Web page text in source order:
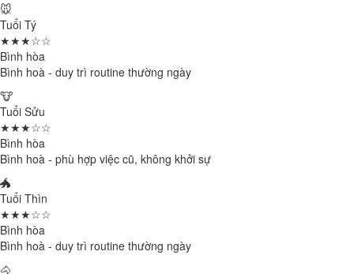
🐭
Tuổi Tý
★★★☆☆
Bình hòa
Bình hoà - duy trì routine thường ngày
🐮
Tuổi Sửu
★★★☆☆
Bình hòa
Bình hoà - phù hợp việc cũ, không khởi sự
🐲
Tuổi Thìn
★★★☆☆
Bình hòa
Bình hoà - duy trì routine thường ngày
🐴